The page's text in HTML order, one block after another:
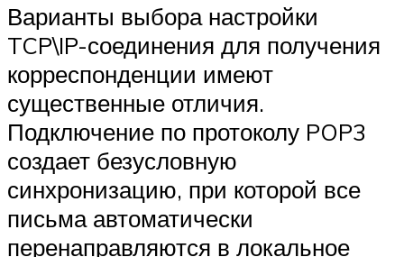
Варианты выбора настройки
TCP\IP-соединения для получения
корреспонденции имеют
существенные отличия.
Подключение по протоколу POP3
создает безусловную
синхронизацию, при которой все
письма автоматически
перенаправляются в локальное